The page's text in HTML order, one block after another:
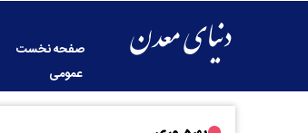
صفحه نخست
عمومی